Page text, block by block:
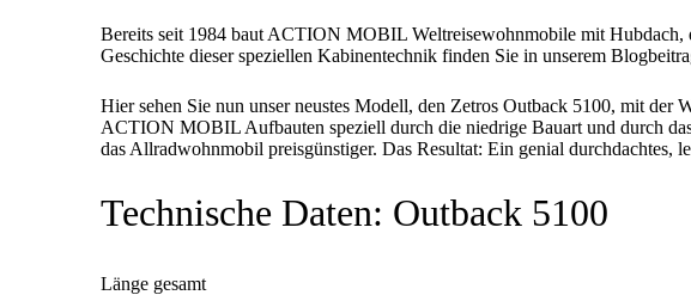
Bereits seit 1984 baut ACTION MOBIL Weltreisewohnmobile mit Hubdach,
Geschichte dieser speziellen Kabinentechnik finden Sie in unserem
Hier sehen Sie nun unser neustes Modell, den Zetros Outback 5100, mit
ACTION MOBIL Aufbauten speziell durch die niedrige Bauart und durch
das Allradwohnmobil preisgünstiger. Das Resultat: Ein genial
Technische Daten: Outback 5100
Länge gesamt